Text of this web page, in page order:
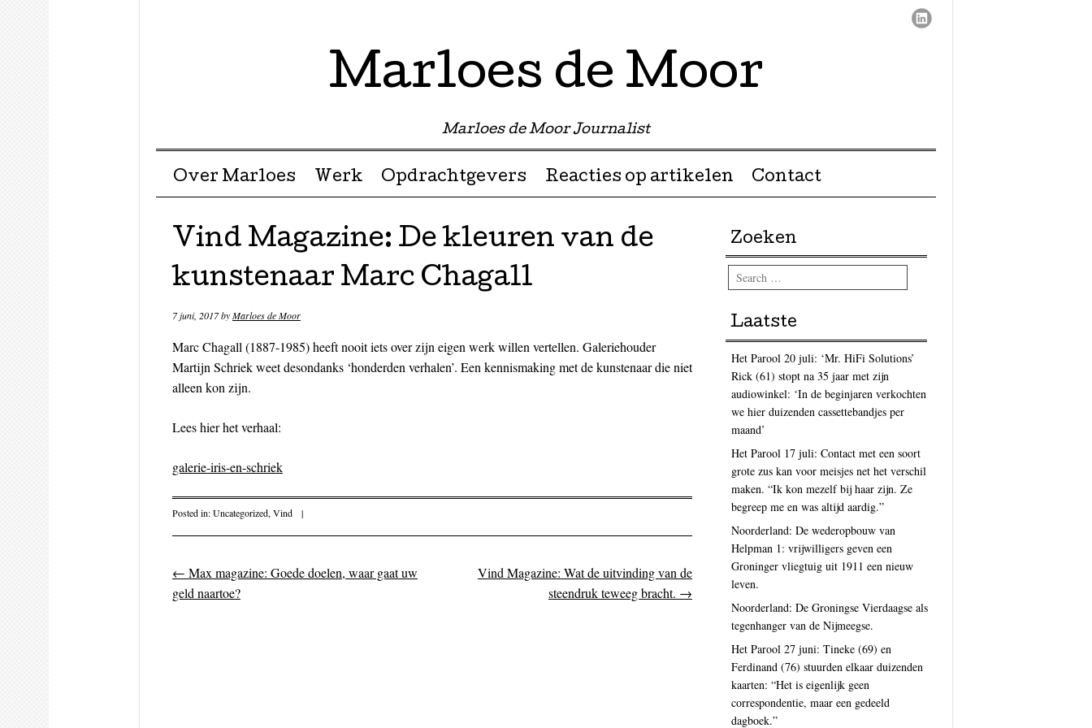
Marloes de Moor
Marloes de Moor Journalist
Menu ☰
Skip to content
Over Marloes Werk Opdrachtgevers Reacties op artikelen Contact
Vind Magazine: De kleuren van de
kunstenaar Marc Chagall
7 juni, 2017byMarloes de Moor
Marc Chagall (1887-1985) heeft nooit iets over zijn eigen werk willen vertellen. Galeriehouder
Martijn Schriek weet desondanks ‘honderden verhalen’. Een kennismaking met de kunstenaar die niet
alleen kon zijn.
Lees hier het verhaal:
galerie-iris-en-schriek
Posted in:Uncategorized, Vind |
Post navigation
← Max magazine: Goede doelen, waar gaat uw
geld naartoe?
Vind Magazine: Wat de uitvinding van de
steendruk teweeg bracht. →
Zoeken
Search
Laatste
Het Parool 20 juli: ‘Mr. HiFi Solutions’
Rick (61) stopt na 35 jaar met zijn
audiowinkel: ‘In de beginjaren verkochten
we hier duizenden cassettebandjes per
maand’
Het Parool 17 juli: Contact met een soort
grote zus kan voor meisjes net het verschil
maken. “Ik kon mezelf bij haar zijn. Ze
begreep me en was altijd aardig.”
Noorderland: De wederopbouw van
Helpman 1: vrijwilligers geven een
Groninger vliegtuig uit 1911 een nieuw
leven.
Noorderland: De Groningse Vierdaagse als
tegenhanger van de Nijmeegse.
Het Parool 27 juni: Tineke (69) en
Ferdinand (76) stuurden elkaar duizenden
kaarten: “Het is eigenlijk geen
correspondentie, maar een gedeeld
dagboek.”